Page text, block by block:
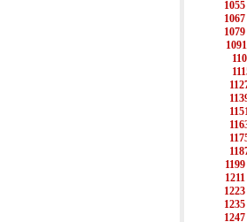
1055
1067
1079
1091
1199
1211
1223
1235
1247